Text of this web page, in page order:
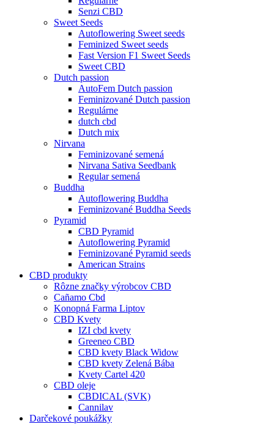
Senzi CBD
Sweet Seeds
Autoflowering Sweet seeds
Feminized Sweet seeds
Fast Version F1 Sweet Seeds
Sweet CBD
Dutch passion
AutoFem Dutch passion
Feminizované Dutch passion
Regulárne
dutch cbd
Dutch mix
Nirvana
Feminizované semená
Nirvana Sativa Seedbank
Regular semená
Buddha
Autoflowering Buddha
Feminizované Buddha Seeds
Pyramid
CBD Pyramid
Autoflowering Pyramid
Feminizované Pyramid seeds
American Strains
CBD produkty
Rôzne značky výrobcov CBD
Cañamo Cbd
Konopná Farma Liptov
CBD Kvety
IZI cbd kvety
Greeneo CBD
CBD kvety Black Widow
CBD kvety Zelená Bába
Kvety Cartel 420
CBD oleje
CBDICAL (SVK)
Cannilav
Darčekové poukážky